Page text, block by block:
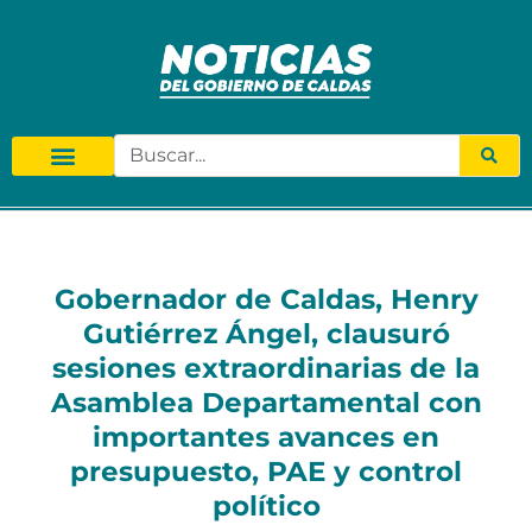
Gobernador de Caldas, Henry
Gutiérrez Ángel, clausuró
sesiones extraordinarias de la
Asamblea Departamental con
importantes avances en
presupuesto, PAE y control
político